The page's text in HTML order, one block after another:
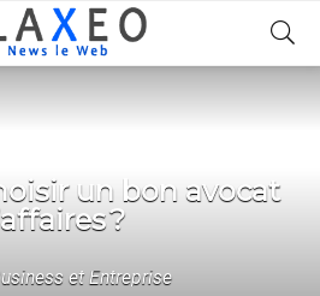
un bon avocat
?
et Entreprise